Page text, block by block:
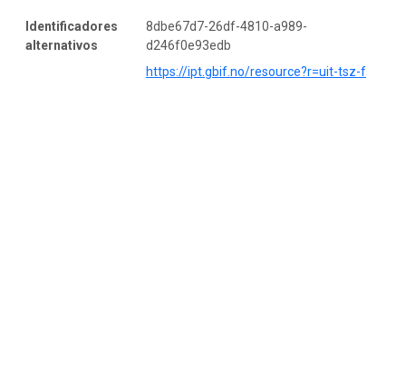
Identificadores
alternativos
8dbe67d7-26df-4810-a989-
d246f0e93edb
https://ipt.gbif.no/resource?r=uit-tsz-f